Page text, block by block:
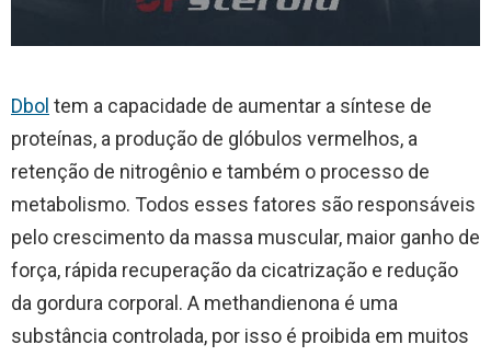
Dbol tem a capacidade de aumentar a síntese de
proteínas, a produção de glóbulos vermelhos, a
retenção de nitrogênio e também o processo de
metabolismo. Todos esses fatores são responsáveis
pelo crescimento da massa muscular, maior ganho de
força, rápida recuperação da cicatrização e redução
da gordura corporal. A methandienona é uma
substância controlada, por isso é proibida em muitos